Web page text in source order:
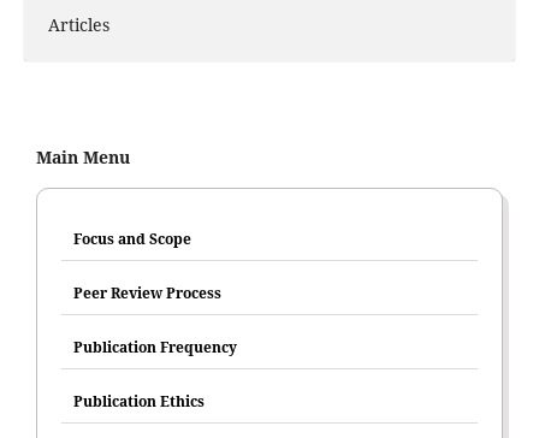
Articles
Main Menu
Focus and Scope
Peer Review Process
Publication Frequency
Publication Ethics